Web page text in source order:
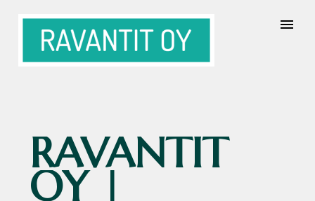
RAVANTIT
OY |